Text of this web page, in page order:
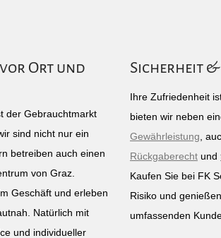
Ort und
der Gebrauchtmarkt
sind nicht nur ein
betreiben auch einen
von Graz.
Geschäft und erleben
Natürlich mit
und individueller
Sicherheit
Ihre Zufriedenheit
bieten wir neben
Gewährleistung ,
Rückgaberecht und
Kaufen Sie bei FK
Risiko und
umfassenden